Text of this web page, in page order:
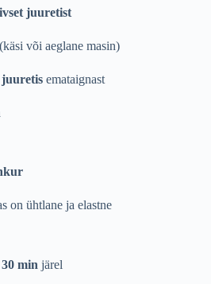
juuretist
või aeglane masin)
juuretis emataignast
on ühtlane ja elastne
30 min järel